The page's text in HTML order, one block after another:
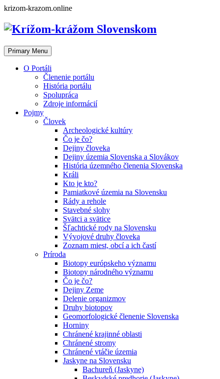
Skip
content
krizom-krazom.online
Primary Menu
O Portáli
Členenie portálu
História portálu
Spolupráca
Zdroje informácií
Pojmy
Človek
Archeologické kultúry
Čo je čo?
Dejiny človeka
Dejiny územia Slovenska a Slovákov
História územného členenia Slovenska
Králi
Kto je kto?
Pamiatkové územia na Slovensku
Rády a rehole
Stavebné slohy
Svätci a svätice
Šľachtické rody na Slovensku
Vývojové druhy človeka
Zoznam miest, obcí a ich častí
Príroda
Biotopy európskeho významu
Biotopy národného významu
Čo je čo?
Dejiny Zeme
Delenie organizmov
Druhy biotopov
Geomorfologické členenie Slovenska
Horniny
Chránené krajinné oblasti
Chránené stromy
Chránené vtáčie územia
Jaskyne na Slovensku
Bachureň (Jaskyne)